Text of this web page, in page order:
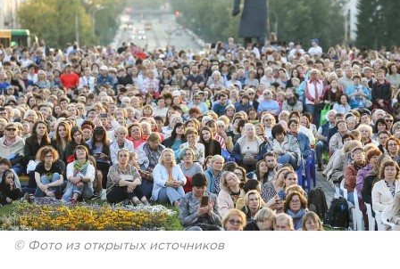
© Фото из открытых источников